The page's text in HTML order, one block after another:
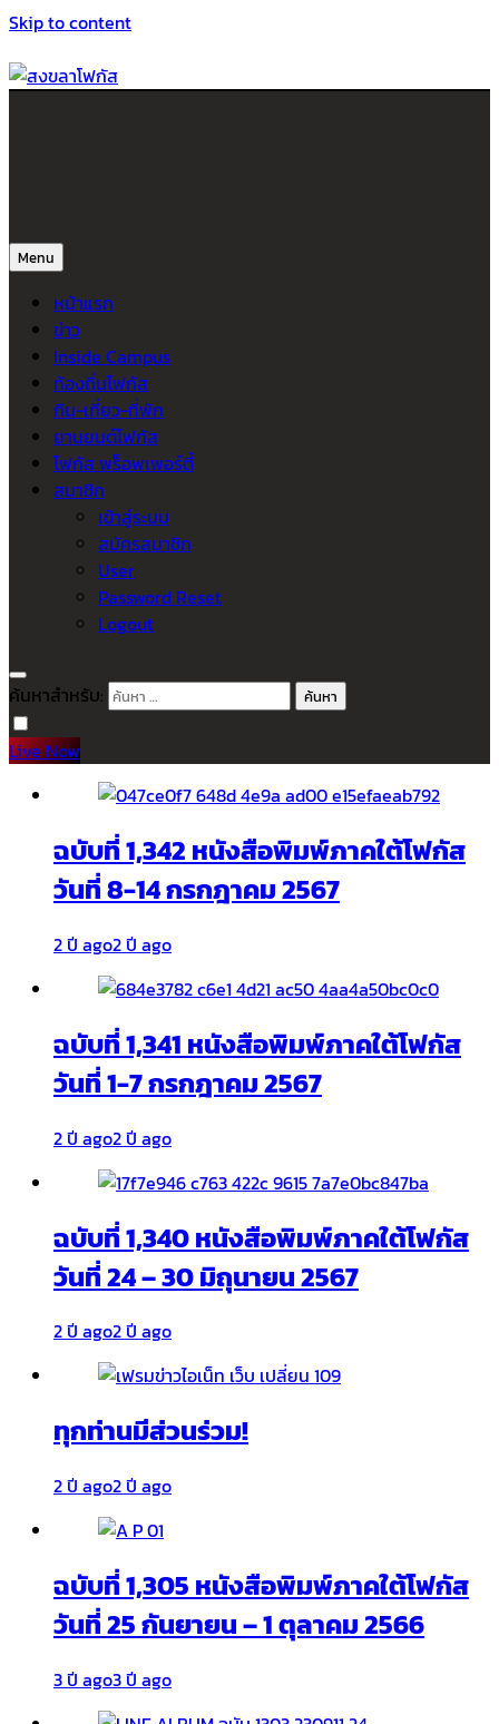
Skip to content
Menu
หน้าแรก
ข่าว
Inside Campus
ท้องถิ่นโฟกัส
กิน-เที่ยว-ที่พัก
ยานยนต์โฟกัส
โฟกัส พร็อพเพอร์ตี้
สมาชิก
เข้าสู่ระบบ
สมัครสมาชิก
User
Password Reset
Logout
ค้นหาสำหรับ:
Live Now
ฉบับที่ 1,342 หนังสือพิมพ์ภาคใต้โฟกัส
วันที่ 8-14 กรกฎาคม 2567
2 ปี ago2 ปี ago
ฉบับที่ 1,341 หนังสือพิมพ์ภาคใต้โฟกัส
วันที่ 1-7 กรกฎาคม 2567
2 ปี ago2 ปี ago
ฉบับที่ 1,340 หนังสือพิมพ์ภาคใต้โฟกัส
วันที่ 24 – 30 มิถุนายน 2567
2 ปี ago2 ปี ago
ทุกท่านมีส่วนร่วม!
2 ปี ago2 ปี ago
ฉบับที่ 1,305 หนังสือพิมพ์ภาคใต้โฟกัส
วันที่ 25 กันยายน – 1 ตุลาคม 2566
3 ปี ago3 ปี ago